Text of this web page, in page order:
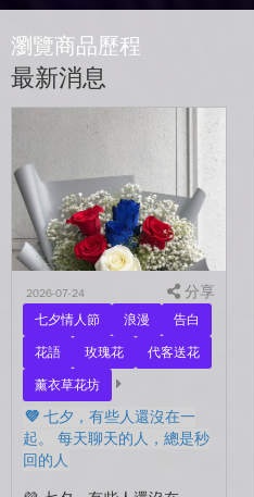
瀏覽商品歷程
最新消息
2026-07-24 分享
七夕情人節 浪漫
告白
花語
玫瑰花
代客送花
薰衣草花坊
💜 七夕，有些人還沒在一
起。 每天聊天的人，總是秒
回的人